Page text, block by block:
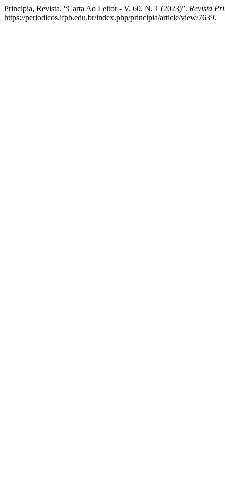
Principia, Revista. “Carta Ao Leitor - V. 60, N. 1 (2023)”. Revista
https://periodicos.ifpb.edu.br/index.php/principia/article/view/7639.